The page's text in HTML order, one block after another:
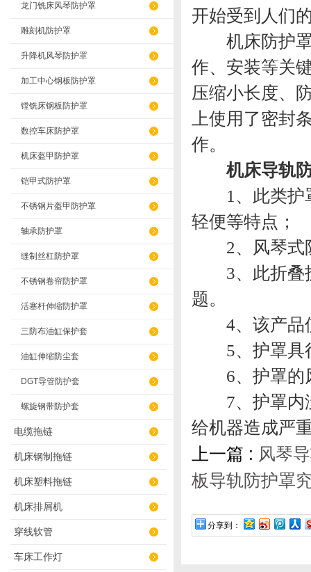
龙门铣床风琴防护罩
雕刻机防护罩
升降机风琴防护罩
加工中心钢板防护罩
镗铣床钢板防护罩
数控车床防护罩
机床盔甲防护罩
铠甲式防护罩
不锈钢片盔甲防护罩
轴承防护罩
缝制丝杠防护罩
不锈钢卷帘防护罩
活塞杆伸缩防护罩
三防布油缸保护套
油缸伸缩防尘套
DGT导管防护套
螺旋钢带防护套
电缆拖链
机床钢制拖链
机床塑料拖链
机床排屑机
穿线软管
车床工作灯
开始受到人们
机床防护罩
作、安装等关
压缩小长度、
上使用了密封
作。
机床导轨
1、此类护罩
轻便等特点；
2、风琴式防
3、此折叠护
题。
4、该产品使
5、护罩具
6、护罩的
7、护罩内没
给机器造成严
上一篇 : 风琴
板导轨防护罩
分享到：